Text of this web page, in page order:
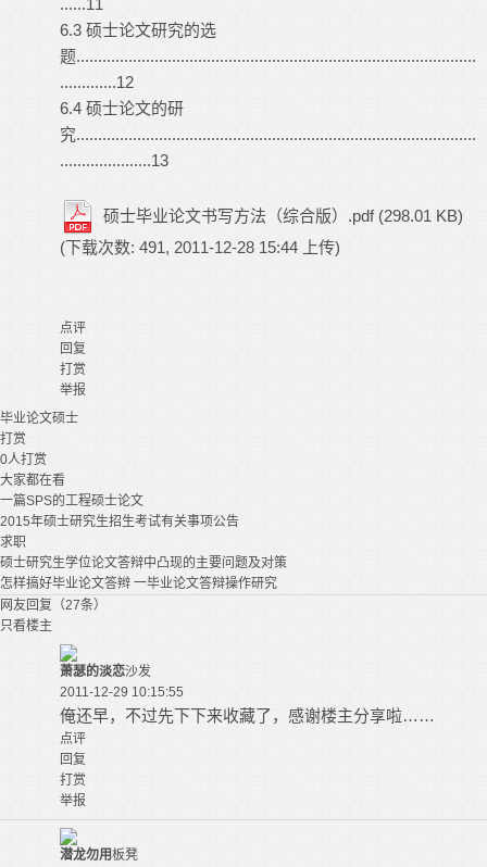
......11
6.3 硕士论文研究的选
题............................................................................................
.............12
6.4 硕士论文的研
究............................................................................................
.....................13
硕士毕业论文书写方法（综合版）.pdf (298.01 KB)
(下载次数: 491, 2011-12-28 15:44 上传)
点评
回复
打赏
举报
毕业论文硕士
打赏
0人打赏
大家都在看
一篇SPS的工程硕士论文
2015年硕士研究生招生考试有关事项公告
求职
硕士研究生学位论文答辩中凸现的主要问题及对策
怎样搞好毕业论文答辫 一毕业论文答辩操作研究
网友回复（27条）
只看楼主
萧瑟的淡恋沙发
2011-12-29 10:15:55
俺还早，不过先下下来收藏了，感谢楼主分享啦……
点评
回复
打赏
举报
潜龙勿用板凳